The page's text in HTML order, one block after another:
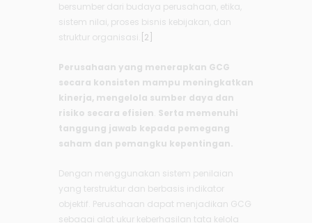
bersumber dari budaya perusahaan, etika,
sistem nilai, proses bisnis kebijakan, dan
struktur organisasi. [2]
Perusahaan yang menerapkan GCG
secara konsisten mampu meningkatkan
kinerja, mengelola sumber daya dan
risiko secara efisien Serta memenuhi
tanggung jawab kepada pemegang
saham dan pemangku kepentingan.
Dengan menggunakan sistem penilaian
yang terstruktur dan berbasis indikator
objektif. Perusahaan dapat menjadikan GCG
sebagai alat ukur keberhasilan tata kelola